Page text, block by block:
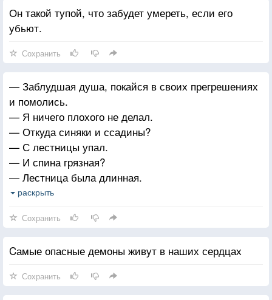
Он такой тупой, что забудет умереть, если его
убьют.
Сохранить
— Заблудшая душа, покайся в своих прегрешениях
и помолись.
— Я ничего плохого не делал.
— Откуда синяки и ссадины?
— С лестницы упал.
— И спина грязная?
— Лестница была длинная.
— А кровь из носа?
— Что?! Рин, живо отведи меня к ней!
раскрыть
Сохранить
Cамые опасные демоны живут в наших сердцах
Сохранить